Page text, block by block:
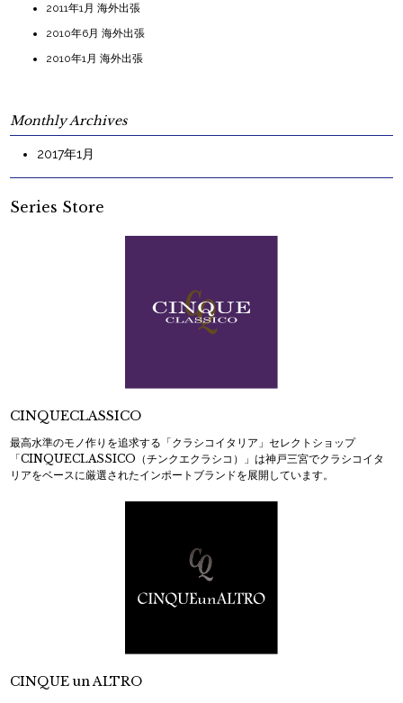
2011年1月 海外出張
2010年6月 海外出張
2010年1月 海外出張
Monthly Archives
2017年1月
Series Store
CINQUECLASSICO
最高水準のモノ作りを追求する「クラシコイタリア」セレクトショップ
「CINQUECLASSICO（チンクエクラシコ）」は神戸三宮でクラシコイタ
リアをベースに厳選されたインポートブランドを展開しています。
CINQUE un ALTRO